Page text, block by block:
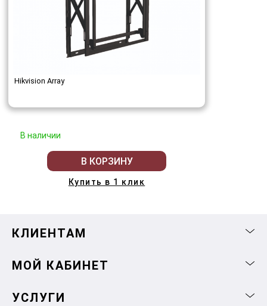
Hikvision Array
В наличии
В КОРЗИНУ
Купить в 1 клик
КЛИЕНТАМ
МОЙ КАБИНЕТ
УСЛУГИ